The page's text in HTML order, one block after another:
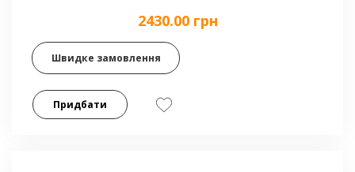
2430.00 грн
Швидке замовлення
Придбати